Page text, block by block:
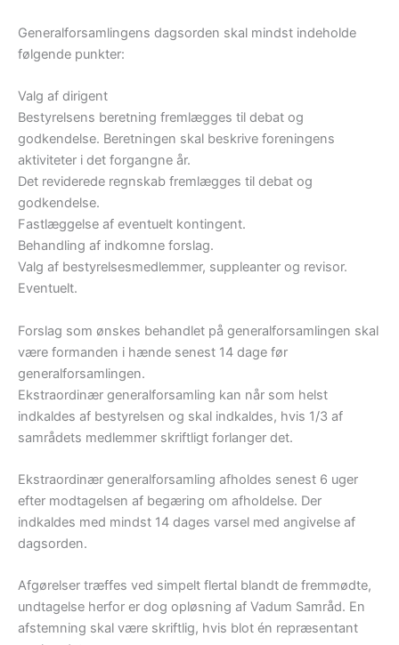
Generalforsamlingens dagsorden skal mindst indeholde
følgende punkter:
Valg af dirigent
Bestyrelsens beretning fremlægges til debat og
godkendelse. Beretningen skal beskrive foreningens
aktiviteter i det forgangne år.
Det reviderede regnskab fremlægges til debat og
godkendelse.
Fastlæggelse af eventuelt kontingent.
Behandling af indkomne forslag.
Valg af bestyrelsesmedlemmer, suppleanter og revisor.
Eventuelt.
Forslag som ønskes behandlet på generalforsamlingen skal
være formanden i hænde senest 14 dage før
generalforsamlingen.
Ekstraordinær generalforsamling kan når som helst
indkaldes af bestyrelsen og skal indkaldes, hvis 1/3 af
samrådets medlemmer skriftligt forlanger det.
Ekstraordinær generalforsamling afholdes senest 6 uger
efter modtagelsen af begæring om afholdelse. Der
indkaldes med mindst 14 dages varsel med angivelse af
dagsorden.
Afgørelser træffes ved simpelt flertal blandt de fremmødte,
undtagelse herfor er dog opløsning af Vadum Samråd. En
afstemning skal være skriftlig, hvis blot én repræsentant